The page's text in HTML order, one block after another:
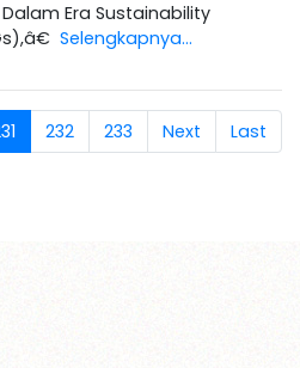
Era Sustainability
Selengkapnya...
232 233 Next Last